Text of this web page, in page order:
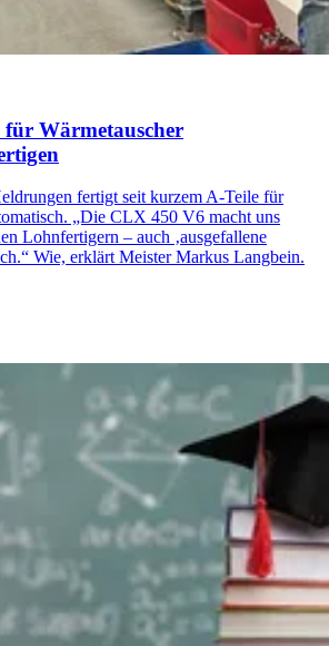
für Wärmetauscher
fertigt seit kurzem A-Teile für
„Die CLX 450 V6 macht uns
Lohnfertigern – auch ‚ausgefallene
Wie, erklärt Meister Markus Langbein.